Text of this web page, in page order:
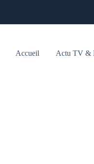
Accueil Actu TV &